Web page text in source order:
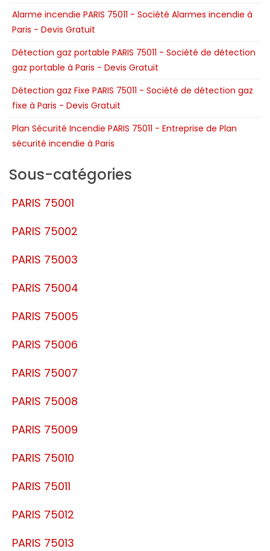
Alarme incendie PARIS 75011 - Société Alarmes incendie à
Paris - Devis Gratuit
Détection gaz portable PARIS 75011 - Société de détection
gaz portable à Paris - Devis Gratuit
Détection gaz Fixe PARIS 75011 - Société de détection gaz
fixe à Paris - Devis Gratuit
Plan Sécurité Incendie PARIS 75011 - Entreprise de Plan
sécurité incendie à Paris
Sous-catégories
PARIS 75001
PARIS 75002
PARIS 75003
PARIS 75004
PARIS 75005
PARIS 75006
PARIS 75007
PARIS 75008
PARIS 75009
PARIS 75010
PARIS 75011
PARIS 75012
PARIS 75013